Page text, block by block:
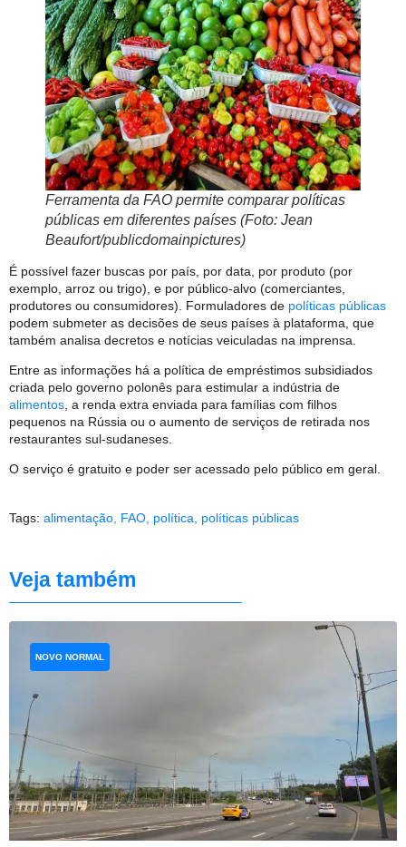
Ferramenta da FAO permite comparar políticas
públicas em diferentes países (Foto: Jean
Beaufort/publicdomainpictures)
É possível fazer buscas por país, por data, por produto (por
exemplo, arroz ou trigo), e por público-alvo (comerciantes,
produtores ou consumidores). Formuladores de políticas públicas
podem submeter as decisões de seus países à plataforma, que
também analisa decretos e notícias veiculadas na imprensa.
Entre as informações há a política de empréstimos subsidiados
criada pelo governo polonês para estimular a indústria de
alimentos , a renda extra enviada para famílias com filhos
pequenos na Rússia ou o aumento de serviços de retirada nos
restaurantes sul-sudaneses.
O serviço é gratuito e poder ser acessado pelo público em geral.
Tags: alimentação FAO política políticas públicas
Veja também
NOVO NORMAL